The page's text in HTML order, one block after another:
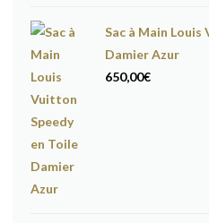
Sac à Main
Damier Azur
650,00€